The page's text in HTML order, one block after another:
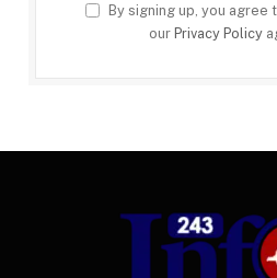
By signing up, you agree
our Privacy Policy